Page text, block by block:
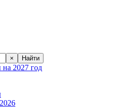
× Найти
2027 год